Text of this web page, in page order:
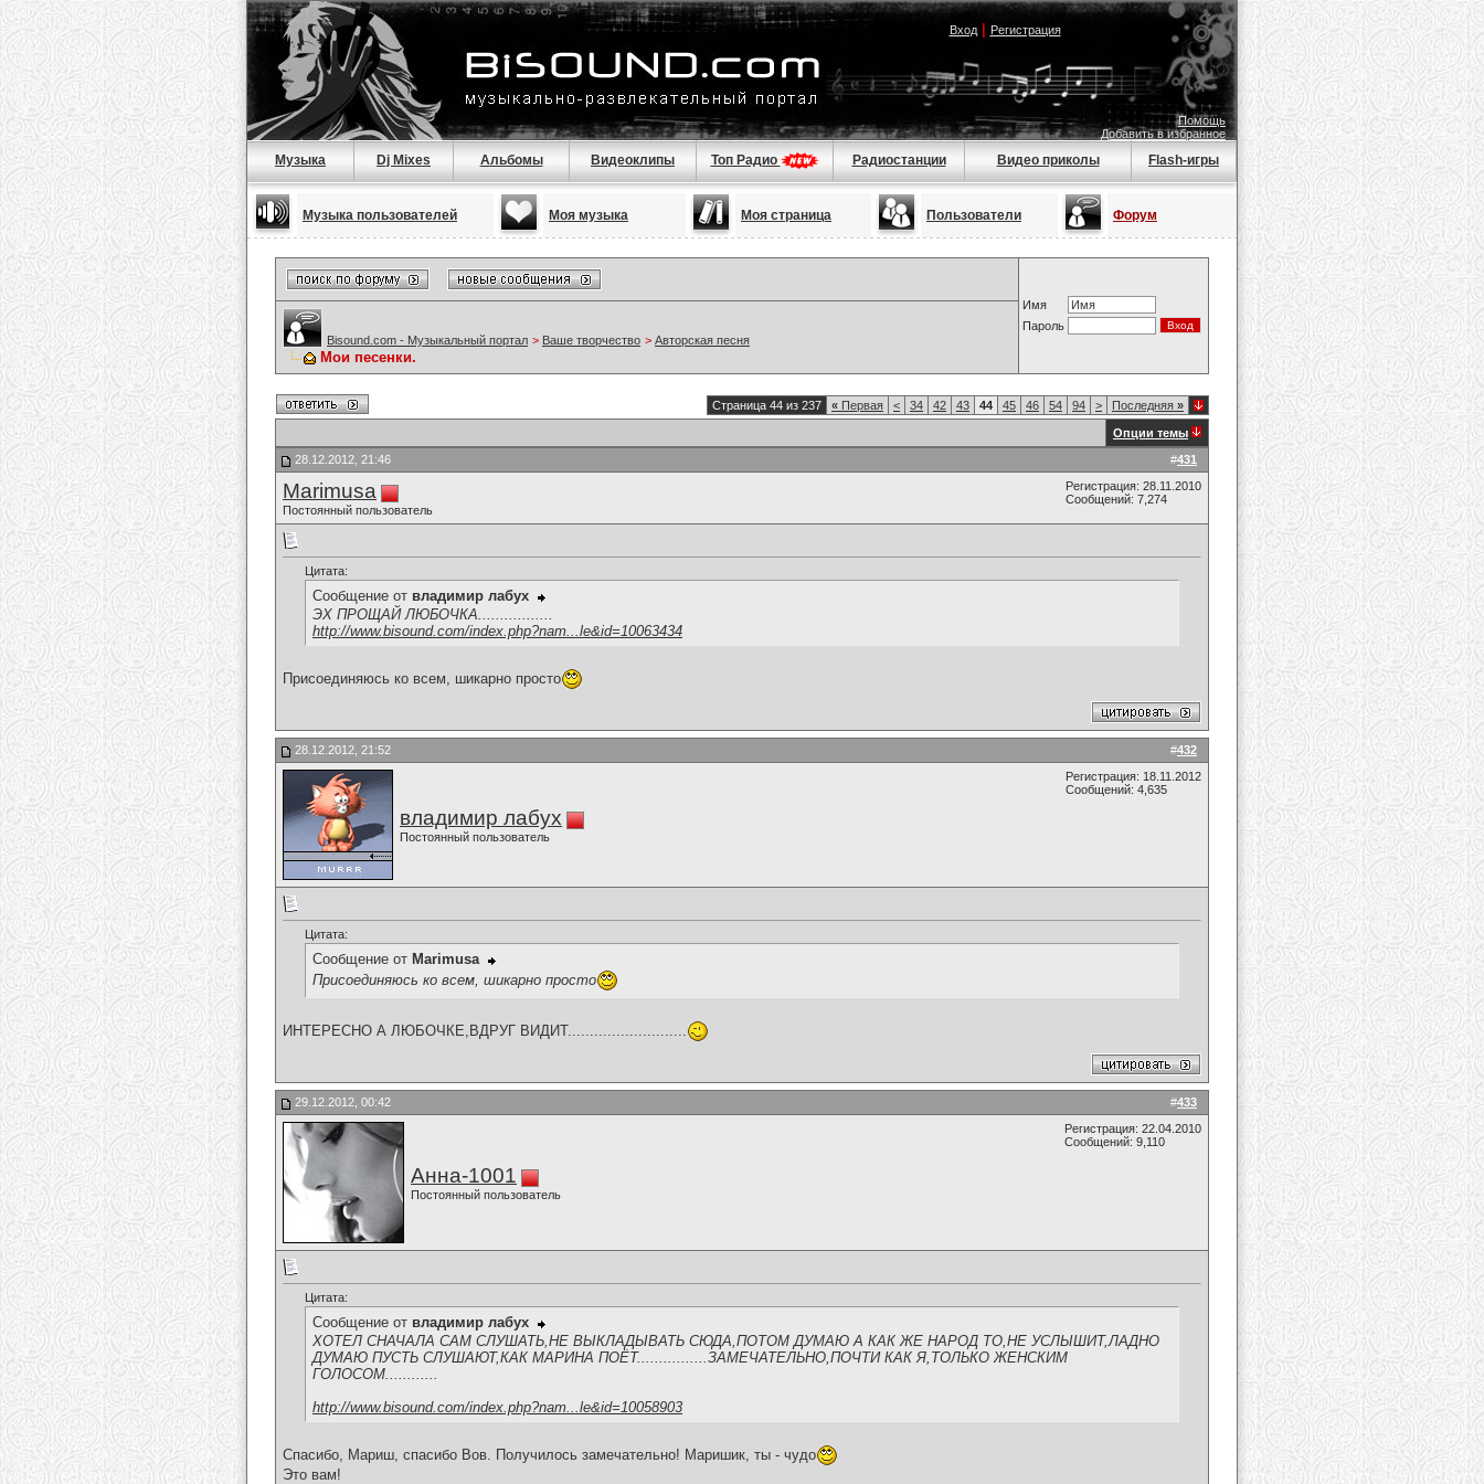
Вход| Регистрация
Помощь
Добавить в избранное
Музыка Dj Mixes Альбомы Видеоклипы Топ Радио Радиостанции Видео приколы Flash-игры
Музыка пользователей Моя музыка Моя страница Пользователи Форум
Имя
Пароль
Bisound.com - Музыкальный портал > Ваше творчество > Авторская песня
Мои песенки.
Страница 44 из 237 « Первая < 34 42 43 44 45 46 54 94 > Последняя »
Опции темы
#431
28.12.2012, 21:46
Marimusa
Постоянный пользователь
Регистрация: 28.11.2010
Сообщений: 7,274
Цитата:
Сообщение от владимир лабух
ЭХ ПРОЩАЙ ЛЮБОЧКА.................
http://www.bisound.com/index.php?nam...le&id=10063434
Присоединяюсь ко всем, шикарно просто
#432
28.12.2012, 21:52
владимир лабух
Постоянный пользователь
Регистрация: 18.11.2012
Сообщений: 4,635
Цитата:
Сообщение от Marimusa
Присоединяюсь ко всем, шикарно просто
ИНТЕРЕСНО А ЛЮБОЧКЕ,ВДРУГ ВИДИТ...........................
#433
29.12.2012, 00:42
Анна-1001
Постоянный пользователь
Регистрация: 22.04.2010
Сообщений: 9,110
Цитата:
Сообщение от владимир лабух
ХОТЕЛ СНАЧАЛА САМ СЛУШАТЬ,НЕ ВЫКЛАДЫВАТЬ СЮДА,ПОТОМ ДУМАЮ А КАК ЖЕ НАРОД ТО,НЕ УСЛЫШИТ,ЛАДНО
ДУМАЮ ПУСТЬ СЛУШАЮТ,КАК МАРИНА ПОЁТ................ЗАМЕЧАТЕЛЬНО,ПОЧТИ КАК Я,ТОЛЬКО ЖЕНСКИМ
ГОЛОСОМ............
http://www.bisound.com/index.php?nam...le&id=10058903
Спасибо, Мариш, спасибо Вов. Получилось замечательно! Маришик, ты - чудо
Это вам!